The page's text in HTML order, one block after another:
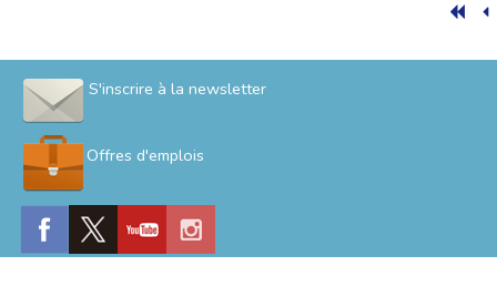
S'inscrire à la newsletter
Offres d'emplois